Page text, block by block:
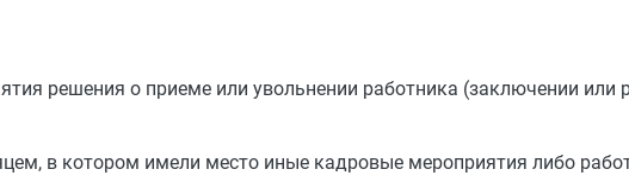
решения о приеме или увольнении работника (заключении или
в котором имели место иные кадровые мероприятия либо